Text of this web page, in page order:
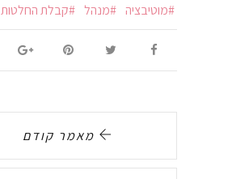
מוטיבציה
מנהל קבלת החלטות
מאמר קודם